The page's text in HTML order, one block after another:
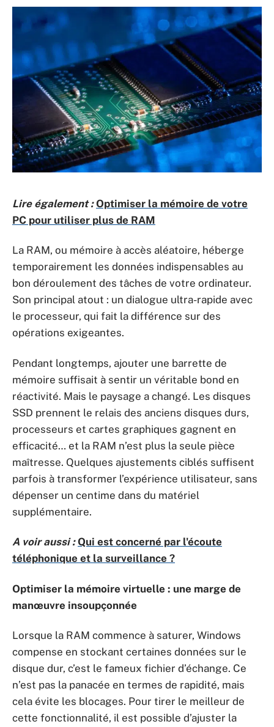
Lire également : Optimiser la mémoire de votre
PC pour utiliser plus de RAM
La RAM, ou mémoire à accès aléatoire, héberge
temporairement les données indispensables au
bon déroulement des tâches de votre ordinateur.
Son principal atout : un dialogue ultra-rapide avec
le processeur, qui fait la différence sur des
opérations exigeantes.
Pendant longtemps, ajouter une barrette de
mémoire suffisait à sentir un véritable bond en
réactivité. Mais le paysage a changé. Les disques
SSD prennent le relais des anciens disques durs,
processeurs et cartes graphiques gagnent en
efficacité… et la RAM n’est plus la seule pièce
maîtresse. Quelques ajustements ciblés suffisent
parfois à transformer l’expérience utilisateur, sans
dépenser un centime dans du matériel
supplémentaire.
A voir aussi : Qui est concerné par l'écoute
téléphonique et la surveillance ?
Optimiser la mémoire virtuelle : une marge de
manœuvre insoupçonnée
Lorsque la RAM commence à saturer, Windows
compense en stockant certaines données sur le
disque dur, c’est le fameux fichier d’échange. Ce
n’est pas la panacée en termes de rapidité, mais
cela évite les blocages. Pour tirer le meilleur de
cette fonctionnalité, il est possible d’ajuster la